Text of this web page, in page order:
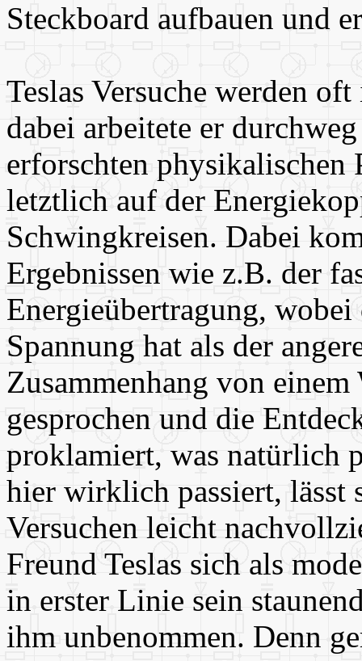
Steckboard aufbauen und
Teslas Versuche werden
dabei arbeitete er
erforschten physikalischen
letztlich auf der
Schwingkreisen. Dabei
Ergebnissen wie z.B. der
Energieübertragung,
Spannung hat als der
Zusammenhang von
gesprochen und die
proklamiert, was natürlich
hier wirklich passiert, lässt
Versuchen leicht
Freund Teslas sich als
in erster Linie sein
ihm unbenommen. Denn